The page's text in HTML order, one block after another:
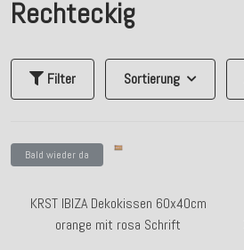
Rechteckig
Filter Sortierung
Bald wieder da
KRST IBIZA Dekokissen 60x40cm
orange mit rosa Schrift